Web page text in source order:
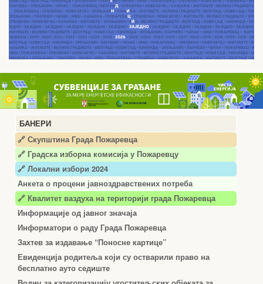
БАНЕРИ
🔗 Скупштина Града Пожаревца
🔗 Градска изборна комисија у Пожаревцу
🔗 Локални избори 2024
Анкета о процени јавноздравствених потреба
🔗 Квалитет ваздуха на територији града Пожаревца
Информације од јавног значаја
Информатори о раду Града Пожаревца
Захтев за издавање “Поносне картице”
Евиденција родитеља који су остварили право на
бесплатно ауто седиште